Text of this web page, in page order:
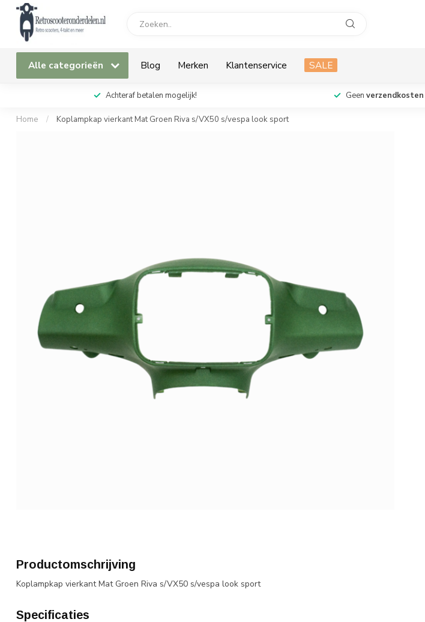
Alle categorieën Blog Merken Klantenservice SALE
Achteraf betalen mogelijk! Geen verzendkosten
Home / Koplampkap vierkant Mat Groen Riva s/VX50 s/vespa look sport
Productomschrijving
Koplampkap vierkant Mat Groen Riva s/VX50 s/vespa look sport
Specificaties